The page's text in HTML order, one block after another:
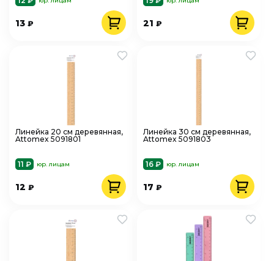
13 ₽ 21₽
Линейка 20 см деревянная,
Attomex 5091801
11 ₽ юр. лицам
12 ₽
Линейка 30 см деревянная,
Attomex 5091803
16 ₽ юр. лицам
17₽